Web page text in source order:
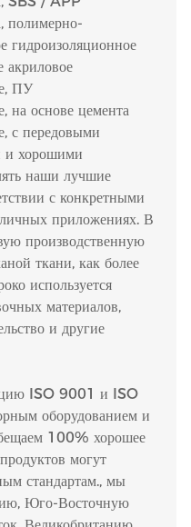
полимерно-
гидроизоляционное
ПУ
на основе цемента
с передовыми
и хорошими
наши лучшие
с конкретными
приложениях. В
производственную
ткани, как более
используется
материалов,
и другие
ISO 9001 и ISO
оборудованием и
100% хорошее
могут
стандартам., мы
Юго-Восточную